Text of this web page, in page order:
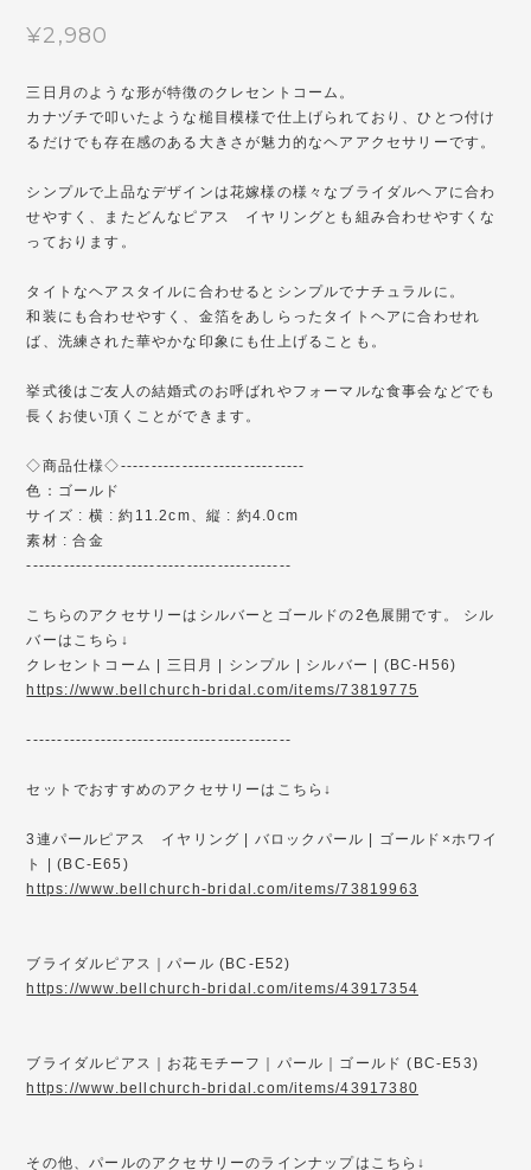
¥2,980
三日月のような形が特徴のクレセントコーム。
カナヅチで叩いたような槌目模様で仕上げられており、ひとつ付け
るだけでも存在感のある大きさが魅力的なヘアアクセサリーです。
シンプルで上品なデザインは花嫁様の様々なブライダルヘアに合わ
せやすく、またどんなピアス イヤリングとも組み合わせやすくな
っております。
タイトなヘアスタイルに合わせるとシンプルでナチュラルに。
和装にも合わせやすく、金箔をあしらったタイトヘアに合わせれ
ば、洗練された華やかな印象にも仕上げることも。
挙式後はご友人の結婚式のお呼ばれやフォーマルな食事会などでも
長くお使い頂くことができます。
◇商品仕様◇------------------------------
色：ゴールド
サイズ : 横 : 約11.2cm、縦 : 約4.0cm
素材 : 合金
-------------------------------------------
こちらのアクセサリーはシルバーとゴールドの2色展開です。 シル
バーはこちら↓
クレセントコーム | 三日月 | シンプル | シルバー | (BC-H56)
https://www.bellchurch-bridal.com/items/73819775
-------------------------------------------
セットでおすすめのアクセサリーはこちら↓
3連パールピアス イヤリング | バロックパール | ゴールド×ホワイ
ト | (BC-E65)
https://www.bellchurch-bridal.com/items/73819963
ブライダルピアス｜パール (BC-E52)
https://www.bellchurch-bridal.com/items/43917354
ブライダルピアス｜お花モチーフ｜パール｜ゴールド (BC-E53)
https://www.bellchurch-bridal.com/items/43917380
その他、パールのアクセサリーのラインナップはこちら↓